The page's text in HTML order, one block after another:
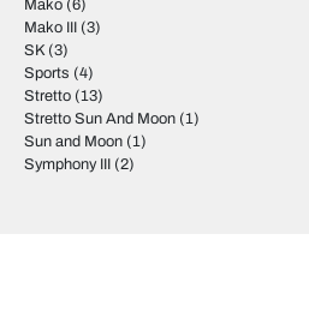
Mako (6)
Mako III (3)
SK(3)
Sports (4)
Stretto (13)
Stretto Sun And Moon (1)
Sun and Moon (1)
Symphony III (2)